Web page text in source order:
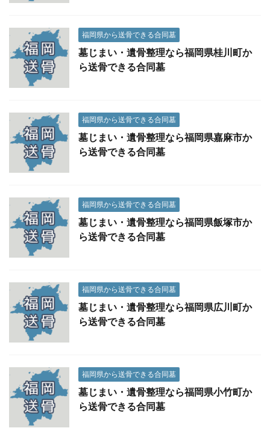
福岡県から送骨できる合同墓
墓じまい・遺骨整理なら福岡県桂川町か
ら送骨できる合同墓
福岡県から送骨できる合同墓
墓じまい・遺骨整理なら福岡県嘉麻市か
ら送骨できる合同墓
福岡県から送骨できる合同墓
墓じまい・遺骨整理なら福岡県飯塚市か
ら送骨できる合同墓
福岡県から送骨できる合同墓
墓じまい・遺骨整理なら福岡県広川町か
ら送骨できる合同墓
福岡県から送骨できる合同墓
墓じまい・遺骨整理なら福岡県小竹町か
ら送骨できる合同墓